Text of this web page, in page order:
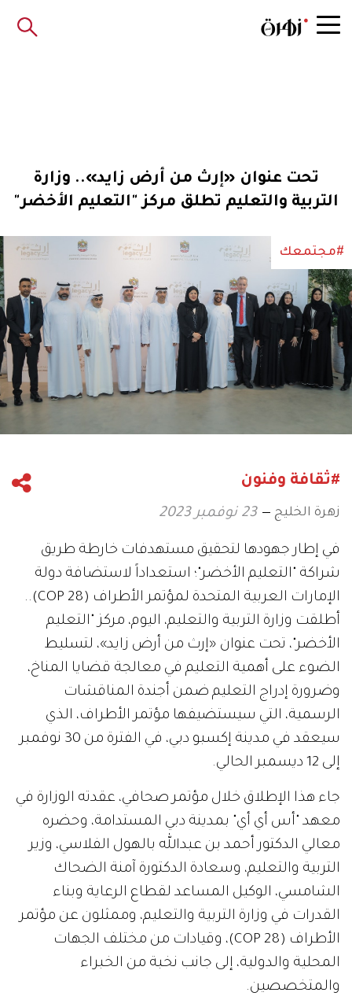
تحت عنوان «إرث من أرض زايد».. وزارة
التربية والتعليم تطلق مركز "التعليم الأخضر"
#مجتمعك
#ثقافة وفنون
زهرة الخليج 23 نوفمبر 2023
في إطار جهودها لتحقيق مستهدفات خارطة طريق
شراكة "التعليم الأخضر"؛ استعداداً لاستضافة دولة
الإمارات العربية المتحدة لمؤتمر الأطراف (COP 28)..
أطلقت وزارة التربية والتعليم، اليوم، مركز "التعليم
الأخضر"، تحت عنوان «إرث من أرض زايد»، لتسليط
الضوء على أهمية التعليم في معالجة قضايا المناخ،
وضرورة إدراج التعليم ضمن أجندة المناقشات
الرسمية، التي سيستضيفها مؤتمر الأطراف، الذي
سيعقد في مدينة إكسبو دبي، في الفترة من 30 نوفمبر
إلى 12 ديسمبر الحالي.
جاء هذا الإطلاق خلال مؤتمر صحافي، عقدته الوزارة في
معهد "أس أي أي" بمدينة دبي المستدامة، وحضره
معالي الدكتور أحمد بن عبدالله بالهول الفلاسي، وزير
التربية والتعليم، وسعادة الدكتورة آمنة الضحاك
الشامسي، الوكيل المساعد لقطاع الرعاية وبناء
القدرات في وزارة التربية والتعليم، وممثلون عن مؤتمر
الأطراف (COP 28)، وقيادات من مختلف الجهات
المحلية والدولية، إلى جانب نخبة من الخبراء
والمتخصصين.